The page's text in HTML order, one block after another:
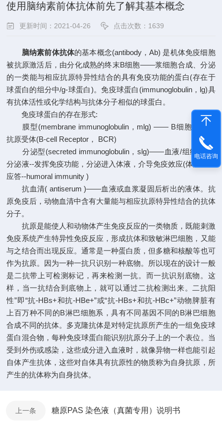
使用脑纳素前体抗体前先了解其基本概念
更新时间：2021-04-26 点击次数：1639
脑纳素前体抗体的基本概念(antibody，Ab) 是机体免疫细胞
被抗原激活后，由分化成熟的终末B细胞——浆细胞合成、分泌
的一类能与相应抗原特异性结合的具有免疫功能的蛋白(存在于
球蛋白的组分中/g-球蛋白)。免疫球蛋白(immunoglobulin，lg)具
有抗体活性或化学结构与抗体分子相似的球蛋白。
免疫球蛋白的存在形式:
膜型(membrane immunoglobulin，mlg) —— B细胞膜上的
抗原受体(B-cell Receptor， BCR)
分泌型(secreted immunoglobulin，slg)——血液/组织液/外
分泌液--发挥免疫功能，分泌进入体液，介导免疫效应(体液免疫
应答--humoral immunity )
抗血清( antiserum )——血液或血浆凝固后析出的液体。抗
原免疫后，动物血清中含有大量能与相应抗原特异性结合的抗体
分子。
抗原是能使人和动物体产生免疫反应的一类物质，既能刺激
免疫系统产生特异性免疫反应，形成抗体和致敏淋巴细胞，又能
与之结合而出现反应。通常是一种蛋白质，但多糖和核酸等也可
作为抗原。因为一种一抗只识别一种底物。所以现在的设计一般
是二抗带上可检测标记，再来检测一抗。而一抗识别底物。这
样，当一抗结合到底物上，就可以通过二抗检测出来。二抗阳
性”即“抗-HBs+和抗-HBe+”或“抗-HBs+和抗-HBc+”动物脾脏有
上百万种不同的B淋巴细胞系，具有不同基因不同的B淋巴细胞
合成不同的抗体。多克隆抗体是对特定抗原所产生的一组免疫球
蛋白混合物，每种免疫球蛋白能识别抗原分子上的一个表位。当
受到外伤或感染，这些成分进入血液时，就像异物一样也能引起
自体产生抗体，这些对自体具有抗原性的物质称为自身抗原，所
产生的抗体称为自身抗体。
上一条 糖原PAS 染色液（真菌专用）说明书
电话咨询